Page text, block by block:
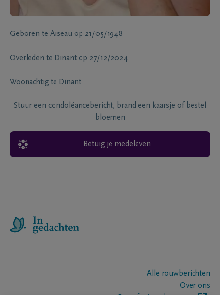
Geboren te Aiseau op 21/05/1948
Overleden te Dinant op 27/12/2024
Woonachtig te Dinant
Stuur een condoléancebericht, brand een kaarsje of bestel
bloemen
Betuig je medeleven
Alle rouwberichten
Over ons